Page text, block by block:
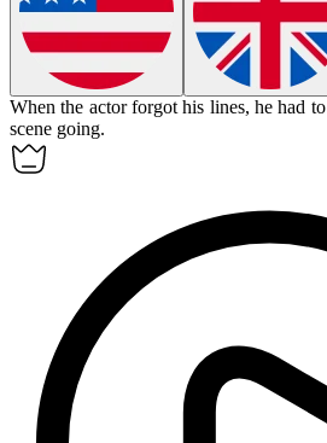
When the actor forgot his lines, he had to
scene going.